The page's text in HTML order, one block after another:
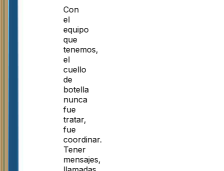
Con
el
equipo
que
tenemos,
el
cuello
de
botella
nunca
fue
tratar,
fue
coordinar.
Tener
mensajes,